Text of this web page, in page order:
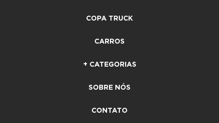
COPA TRUCK
CARROS
+ CATEGORIAS
SOBRE NÓS
CONTATO